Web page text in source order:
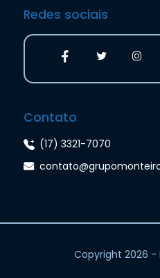
Redes sociais
Contato
(17) 3321-7070
Copyright 2026 -